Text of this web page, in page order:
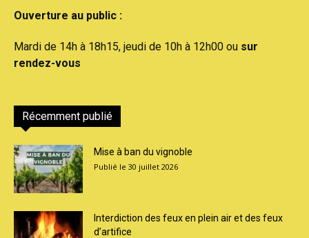
Ouverture au public :
Mardi de 14h à 18h15, jeudi de 10h à 12h00 ou sur
rendez-vous
Récemment publié
Mise à ban du vignoble
30 juillet 2026
Interdiction des feux en plein air et des feux
d’artifice